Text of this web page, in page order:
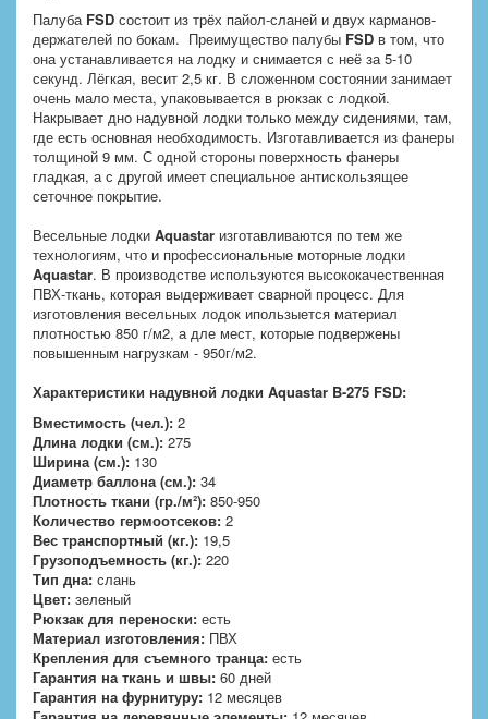
Палуба FSD состоит из трёх пайол-сланей и двух карманов-
держателей по бокам. Преимущество палубы FSD в том, что
она устанавливается на лодку и снимается с неё за 5-10
секунд. Лёгкая, весит 2,5 кг. В сложенном состоянии занимает
очень мало места, упаковывается в рюкзак с лодкой.
Накрывает дно надувной лодки только между сидениями, там,
где есть основная необходимость. Изготавливается из фанеры
толщиной 9 мм. С одной стороны поверхность фанеры
гладкая, а с другой имеет специальное антискользящее
сеточное покрытие.
Весельные лодки Aquastar изготавливаются по тем же
технологиям, что и профессиональные моторные лодки
Aquastar. В производстве используются высококачественная
ПВХ-ткань, которая выдерживает сварной процесс. Для
изготовления весельных лодок ипользыется материал
плотностью 850 г/м2, а дле мест, которые подвержены
повышенным нагрузкам - 950г/м2.
Характеристики надувной лодки Aquastar B-275 FSD:
Вместимость (чел.): 2
Длина лодки (см.): 275
Ширина (см.): 130
Диаметр баллона (см.): 34
Плотность ткани (гр./м²): 850-950
Количество гермоотсеков: 2
Вес транспортный (кг.): 19,5
Грузоподъемность (кг.): 220
Тип дна: слань
Цвет: зеленый
Рюкзак для переноски: есть
Материал изготовления: ПВХ
Крепления для съемного транца: есть
Гарантия на ткань и швы: 60 дней
Гарантия на фурнитуру: 12 месяцев